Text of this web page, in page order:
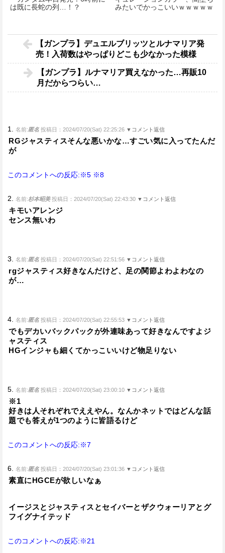
は既に長蛇の列…！？
みたいでかっこいいｗｗｗｗｗ
【ガンプラ】デュエルブリッツとルナマリア発
売！入荷数はやっぱりどこも少なかった模様
【ガンプラ】ルナマリア買えなかった…再販10
月だからつらい…
1. 名前:匿名 投稿日：2024/07/20(Sat) 22:25:26 ▼コメント返信
RGジャスティスそんな悪いかな…すごい気に入ってたんだ
が
このコメントへの反応:※5 ※8
2. 名前:杉本昭美 投稿日：2024/07/20(Sat) 22:43:30 ▼コメント返信
キモいアレンジ
センス無いわ
3. 名前:匿名 投稿日：2024/07/20(Sat) 22:51:56 ▼コメント返信
rgジャスティス好きなんだけど、足の関節よわよわなの
が…
4. 名前:匿名 投稿日：2024/07/20(Sat) 22:55:53 ▼コメント返信
でもデカいバックパックが外連味あって好きなんですよジ
ャスティス
HGインジャも細くてかっこいいけど物足りない
5. 名前:匿名 投稿日：2024/07/20(Sat) 23:00:10 ▼コメント返信
※1
好きは人それぞれでええやん。なんかネットではどんな話
題でも答えが1つのように皆語るけど
このコメントへの反応:※7
6. 名前:匿名 投稿日：2024/07/20(Sat) 23:01:36 ▼コメント返信
素直にHGCEが欲しいなぁ
イージスとジャスティスとセイバーとザクウォーリアとグ
フイグナイテッド
このコメントへの反応:※21